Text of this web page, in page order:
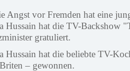
Angst vor Fremden hat eine
Hussain hat die TV-Backshow
gratuliert.
Hussain hat die beliebte TV-
– gewonnen.